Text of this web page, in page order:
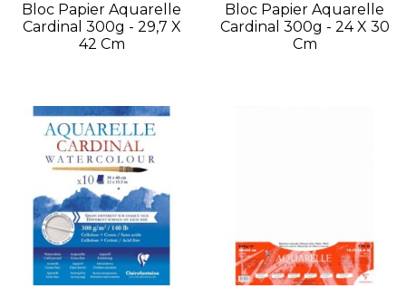
Bloc Papier Aquarelle
Cardinal 300g - 29,7 X
42 Cm
Bloc Papier Aquarelle
Cardinal 300g - 24 X 30
Cm